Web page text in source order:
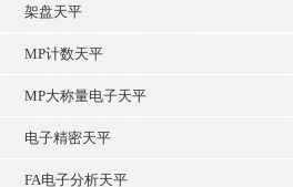
架盘天平
MP计数天平
MP大称量电子天平
电子精密天平
FA电子分析天平